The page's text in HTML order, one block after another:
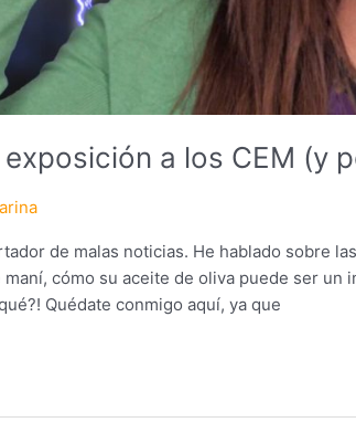
a los CEM (y
de malas noticias. He hablado sobre
cómo su aceite de oliva puede ser un
Quédate conmigo aquí, ya que